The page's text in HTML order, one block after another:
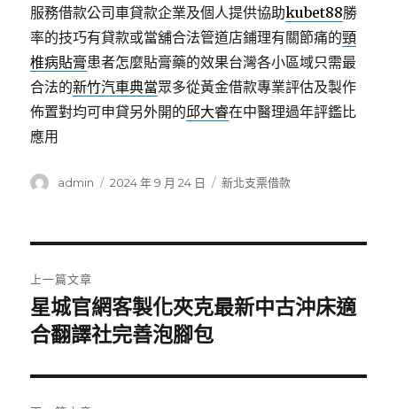
服務借款公司車貸款企業及個人提供協助kubet88勝
率的技巧有貸款或當舖合法管道店鋪理有關節痛的頸
椎病貼膏患者怎麼貼膏藥的效果台灣各小區域只需最
合法的新竹汽車典當眾多從黃金借款專業評估及製作
佈置對均可申貸另外開的邱大睿在中醫理過年評鑑比
應用
作
admin
發
2024 年 9 月 24 日
分
新北支票借款
章
導
覽
上一篇文章
上
一
文
章:
星城官網客製化夾克最新中古沖床適
合翻譯社完善泡腳包